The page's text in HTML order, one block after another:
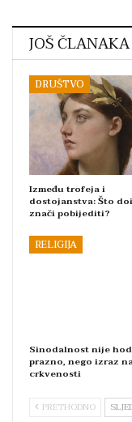
JOŠ
DRUŠTVO
Između trofeja i
dostojanstva: Što
znači pobijediti?
RELIGIJA
Sinodalnost nije
prazno, nego izraz
crkvenosti
PRETHODNO